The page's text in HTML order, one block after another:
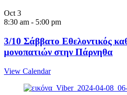
Oct 3
8:30 am - 5:00 pm
3/10 Σάββατο Εθελοντικός
μονοπατιών στην Πάρνηθα
View Calendar